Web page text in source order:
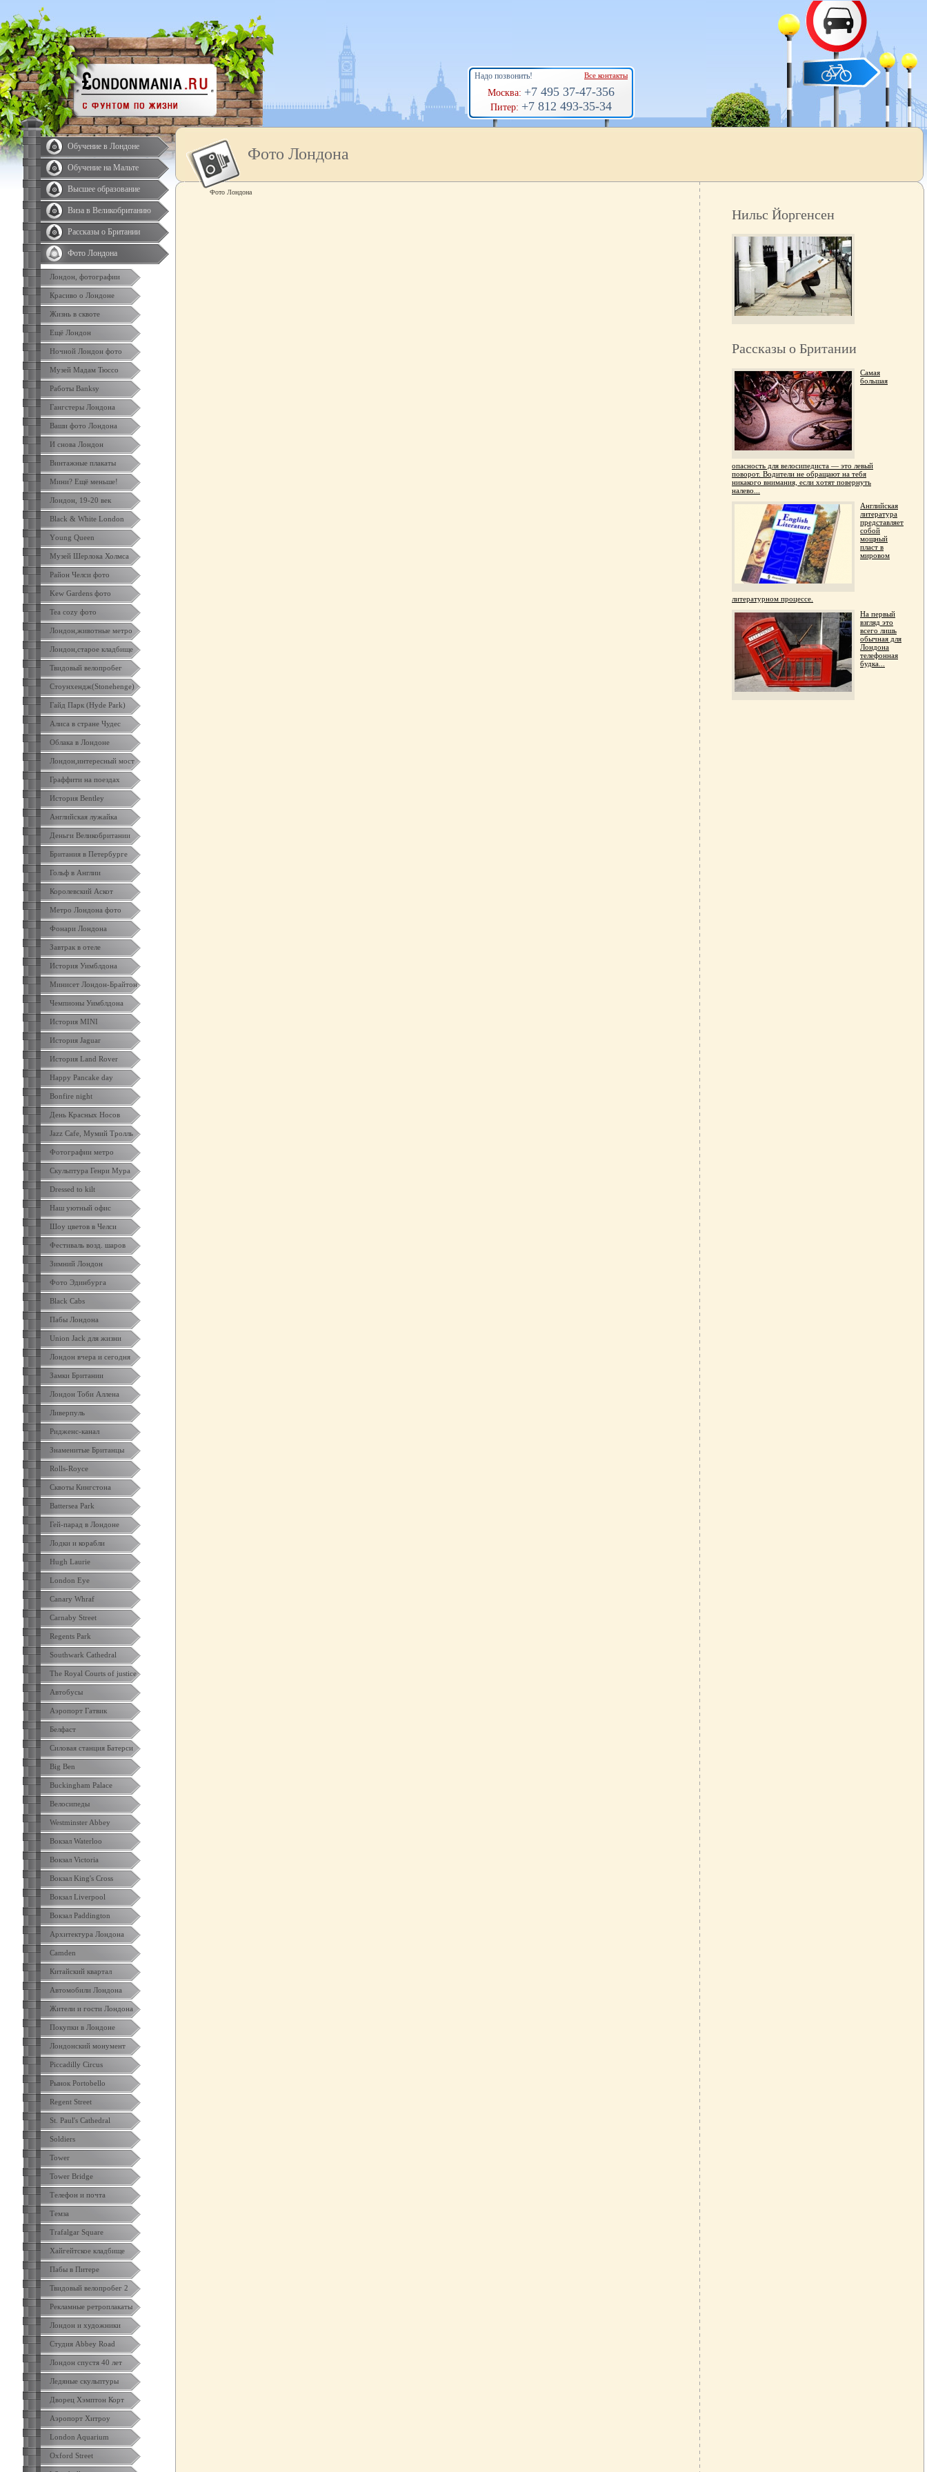
Обучение в Лондоне
Обучение на Мальте
Высшее образование
Виза в Великобританию
Рассказы о Британии
Фото Лондона
Лондон, фотографии
Красиво о Лондоне
Жизнь в сквоте
Ещё Лондон
Ночной Лондон фото
Музей Мадам Тюссо
Работы Banksy
Гангстеры Лондона
Ваши фото Лондона
И снова Лондон
Винтажные плакаты
Мини? Ещё меньше!
Лондон, 19-20 век
Black & White London
Yоung Queen
Музей Шерлока Холмса
Район Челси фото
Kew Gardens фото
Tea cozy фото
Лондон,животные метро
Лондон,старое кладбище
Твидовый велопробег
Стоунхендж(Stonehenge)
Гайд Парк (Hyde Park)
Алиса в стране Чудес
Облака в Лондоне
Лондон,интересный мост
Граффити на поездах
История Bentley
Английская лужайка
Деньги Великобритании
Британия в Петербурге
Гольф в Англии
Королевский Аскот
Метро Лондона фото
Фонари Лондона
Завтрак в отеле
История Уимблдона
Минисет Лондон-Брайтон
Чемпионы Уимблдона
История MINI
История Jaguar
История Land Rover
Happy Pancake day
Bonfire night
День Красных Носов
Jazz Cafe, Мумий Тролль
Фотографии метро
Скульптура Генри Мура
Dressed to kilt
Наш уютный офис
Шоу цветов в Челси
Фестиваль возд. шаров
Зимний Лондон
Фото Эдинбурга
Black Cabs
Пабы Лондона
Union Jack для жизни
Лондон вчера и сегодня
Замки Британии
Лондон Тоби Аллена
Ливерпуль
Ридженс-канал
Знаменитые Британцы
Rolls-Royce
Сквоты Кингстона
Battersea Park
Гей-парад в Лондоне
Лодки и корабли
Hugh Laurie
London Eye
Canary Whraf
Carnaby Street
Regents Park
Southwark Cathedral
The Royal Courts of justice
Автобусы
Аэропорт Гатвик
Белфаст
Силовая станция Батерси
Big Ben
Buckingham Palace
Велосипеды
Westminster Abbey
Вокзал Waterloo
Вокзал Victoria
Вокзал King's Cross
Вокзал Liverpool
Вокзал Paddington
Архитектура Лондона
Camden
Китайский квартал
Автомобили Лондона
Жители и гости Лондона
Покупки в Лондоне
Лондонский монумент
Piccadilly Circus
Рынок Portobello
Regent Street
St. Paul's Cathedral
Soldiers
Tower
Tower Bridge
Телефон и почта
Темза
Trafalgar Square
Хайгейтское кладбище
Пабы в Питере
Твидовый велопробег 2
Рекламные ретроплакаты
Лондон и художники
Студия Abbey Road
Лондон спустя 40 лет
Ледяные скульптуры
Дворец Хэмптон Корт
Аэропорт Хитроу
London Aquarium
Oxford Street
Надо позвонить! Все контакты
Москва: +7 495 37-47-356
Питер: +7 812 493-35-34
Фото Лондона
Фото Лондона
Нильс Йоргенсен
Рассказы о Британии
Самая
большая
опасность для велосипедиста — это левый
поворот. Водители не обращают на тебя
никакого внимания, если хотят повернуть
налево...
Английская
литература
представляет
собой
мощный
пласт в
мировом
литературном процессе.
На первый
взгляд это
всего лишь
обычная для
Лондона
телефонная
будка...